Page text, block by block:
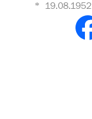
19.08.1952